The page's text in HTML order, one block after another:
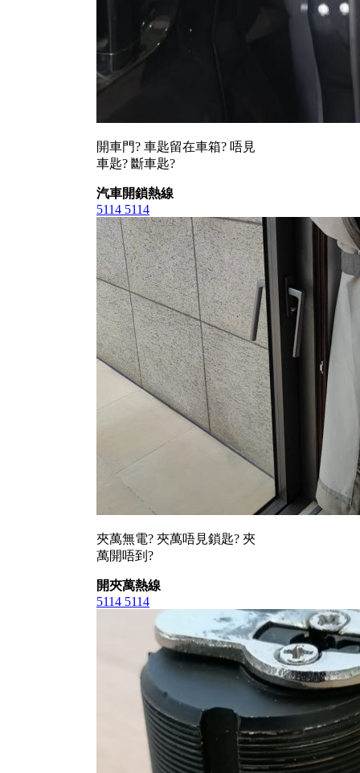
開車門? 車匙留在車箱? 唔見
車匙? 斷車匙?
汽車開鎖熱線
5114 5114
夾萬無電? 夾萬唔見鎖匙? 夾
萬開唔到?
開夾萬熱線
5114 5114